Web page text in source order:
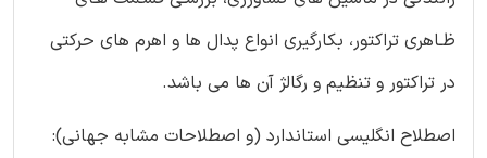
ظـاهری تراکتور، بکارگیری انواع پدال ها و اهرم های حرکتی
در تراکتور و تنظیم و رگالژ آن ها می باشد.
اصطلاح انگلیسی استاندارد (و اصطلاحات مشابه جهانی):